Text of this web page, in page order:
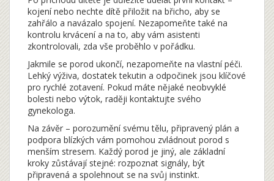
kojení nebo nechte dítě přiložit na břicho, aby se
zahřálo a navázalo spojení. Nezapomeňte také na
kontrolu krvácení a na to, aby vám asistenti
zkontrolovali, zda vše proběhlo v pořádku.
Jakmile se porod ukončí, nezapomeňte na vlastní péči.
Lehký výživa, dostatek tekutin a odpočinek jsou klíčové
pro rychlé zotavení. Pokud máte nějaké neobvyklé
bolesti nebo výtok, raději kontaktujte svého
gynekologa.
Na závěr – porozumění svému tělu, připravený plán a
podpora blízkých vám pomohou zvládnout porod s
menším stresem. Každý porod je jiný, ale základní
kroky zůstávají stejné: rozpoznat signály, být
připravená a spolehnout se na svůj instinkt.